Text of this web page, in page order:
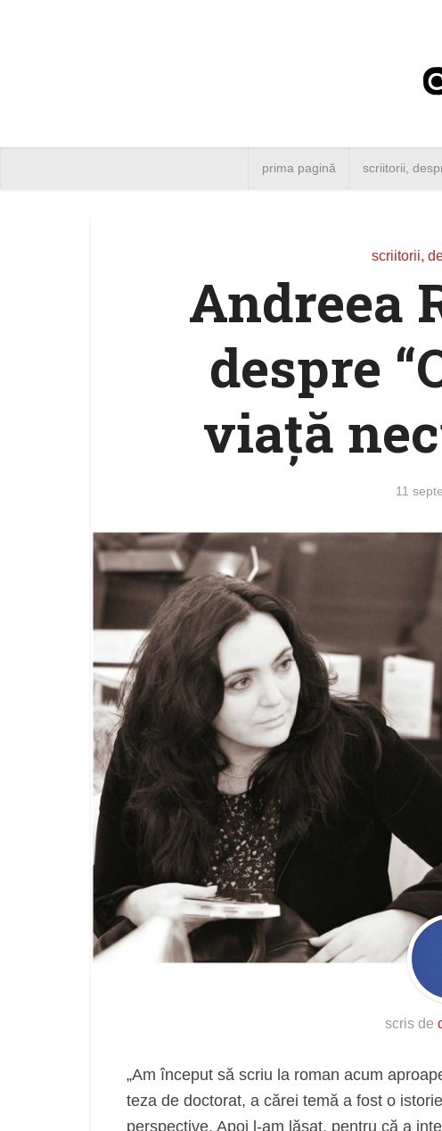
prima pagină scriitorii,
scriitorii,
Andreea
despre
viaţă
11
scris de
„Am început să scriu la roman acum
teza de doctorat, a cărei temă a fost o
perspective. Apoi l-am lăsat, pentru că a